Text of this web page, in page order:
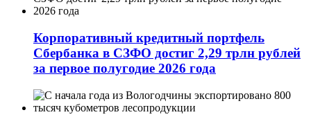
Корпоративный кредитный портфель
Сбербанка в СЗФО достиг 2,29 трлн рублей
за первое полугодие 2026 года